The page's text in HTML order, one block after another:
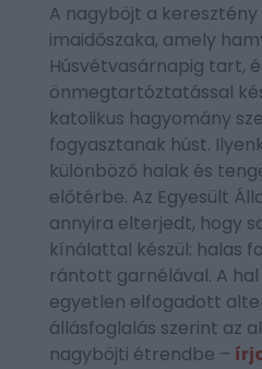
A nagyböjt a
imaidőszaka, amely
Húsvétvasárnapig tart,
önmegtartóztatással
katolikus hagyomány
fogyasztanak húst.
különböző halak és
előtérbe. Az Egyesült
annyira elterjedt, hogy
kínálattal készül: halas
rántott garnélával. A
egyetlen elfogadott
állásfoglalás szerint az
nagyböjti étrendbe –